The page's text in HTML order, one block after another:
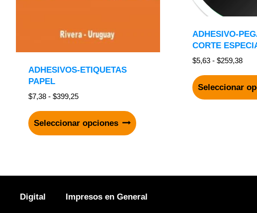
ADHESIVOS-ETIQUETAS
PAPEL
$7,38 - $399,25
Seleccionar opciones
ADHESIVO-
CORTE
$5,63 - $259,38
Seleccionar
Digital Impresos en General